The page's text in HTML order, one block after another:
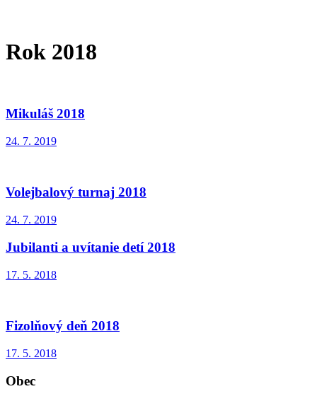
Rok 2018
Mikuláš 2018
24. 7. 2019
Volejbalový turnaj 2018
24. 7. 2019
Jubilanti a uvítanie detí 2018
17. 5. 2018
Fizolňový deň 2018
17. 5. 2018
Obec